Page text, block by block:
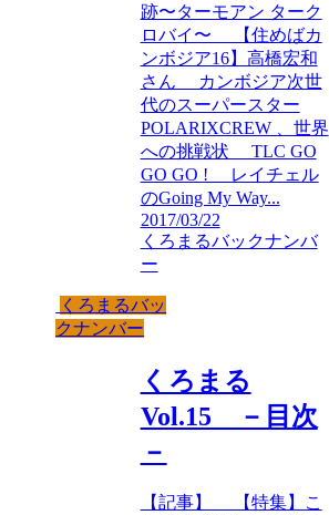
跡〜ターモアン ターク
ロバイ〜 【住めばカ
ンボジア16】高橋宏和
さん カンボジア次世
代のスーパースター
POLARIXCREW 、世界
への挑戦状 TLC GO
GO GO ! レイチェル
のGoing My Way...
2017/03/22
くろまるバックナンバ
ー
くろまるバッ
クナンバー
くろまる
Vol.15 －目次
－
【記事】 【特集】こ